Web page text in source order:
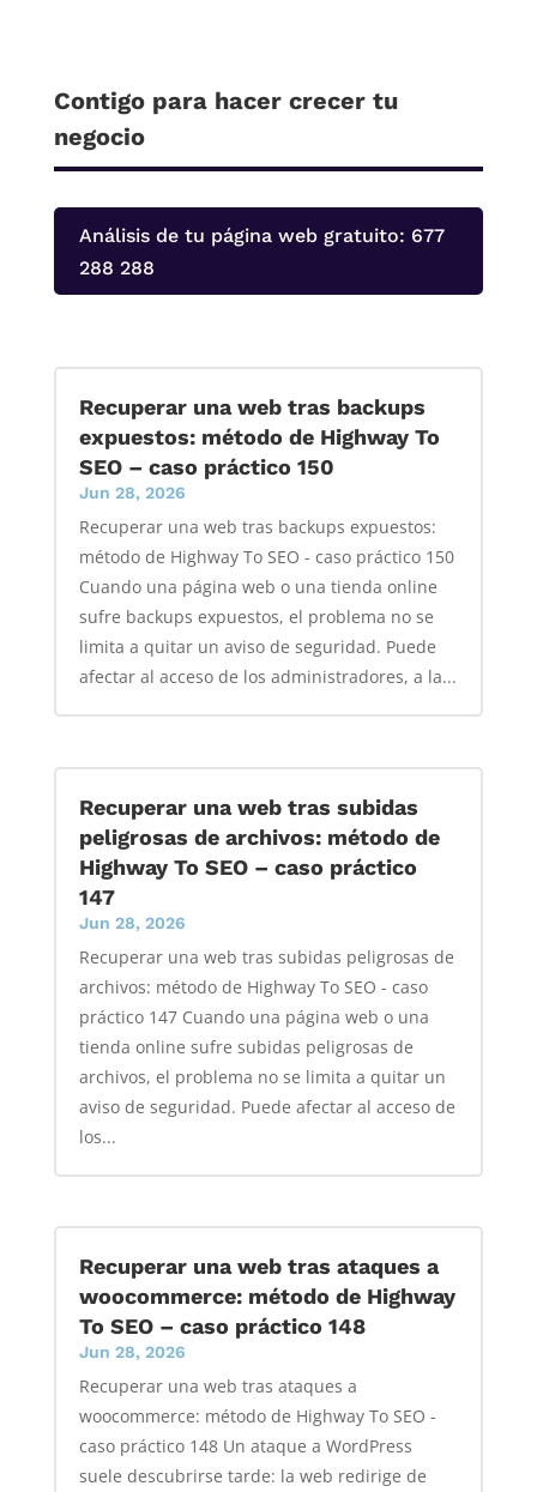
Contigo para hacer crecer tu
negocio
Análisis de tu página web gratuito: 677
288 288
Recuperar una web tras backups
expuestos: método de Highway To
SEO – caso práctico 150
Jun 28, 2026
Recuperar una web tras backups expuestos:
método de Highway To SEO - caso práctico 150
Cuando una página web o una tienda online
sufre backups expuestos, el problema no se
limita a quitar un aviso de seguridad. Puede
afectar al acceso de los administradores, a la...
Recuperar una web tras subidas
peligrosas de archivos: método de
Highway To SEO – caso práctico
147
Jun 28, 2026
Recuperar una web tras subidas peligrosas de
archivos: método de Highway To SEO - caso
práctico 147 Cuando una página web o una
tienda online sufre subidas peligrosas de
archivos, el problema no se limita a quitar un
aviso de seguridad. Puede afectar al acceso de
los...
Recuperar una web tras ataques a
woocommerce: método de Highway
To SEO – caso práctico 148
Jun 28, 2026
Recuperar una web tras ataques a
woocommerce: método de Highway To SEO -
caso práctico 148 Un ataque a WordPress
suele descubrirse tarde: la web redirige de